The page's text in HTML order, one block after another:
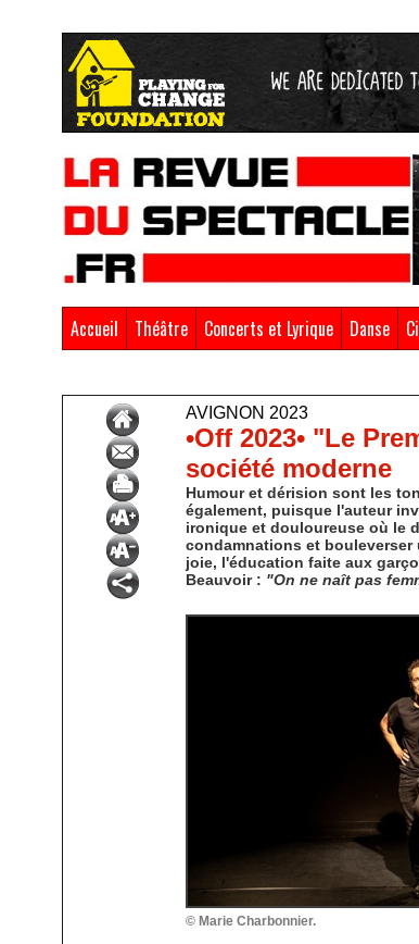
Accueil Théâtre Concerts et Lyrique Danse
AVIGNON 2023
•Off 2023• "Le
société moderne
Humour et dérision sont les
également, puisque l'auteur
ironique et douloureuse où le
condamnations et bouleverser
joie, l'éducation faite aux
Beauvoir : "On ne naît pas
© Marie Charbonnier.